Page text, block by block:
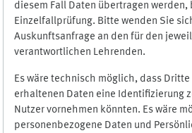
diesem Fall Daten übertragen
Einzelfallprüfung. Bitte wenden Sie
Auskunftsanfrage an den für den
verantwortlichen Lehrenden.
Es wäre technisch möglich, dass
erhaltenen Daten eine Identifizierung
Nutzer vornehmen könnten. Es wäre
personenbezogene Daten und